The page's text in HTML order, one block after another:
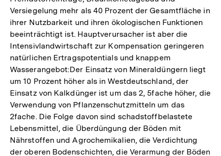
Versiegelung mehr als 40 Prozent der Gesamtfläche in
ihrer Nutzbarkeit und ihren ökologischen Funktionen
beeinträchtigt ist. Hauptverursacher ist aber die
Intensivlandwirtschaft zur Kompensation geringeren
natürlichen Ertragspotentials und knappem
Wasserangebot:Der Einsatz von Mineraldüngern liegt
um 10 Prozent höher als in Westdeutschland, der
Einsatz von Kalkdünger ist um das 2, 5fache höher, die
Verwendung von Pflanzenschutzmitteln um das
2fache. Die Folge davon sind schadstoffbelastete
Lebensmittel, die Überdüngung der Böden mit
Nährstoffen und Agrochemikalien, die Verdichtung
der oberen Bodenschichten, die Verarmung der Böden